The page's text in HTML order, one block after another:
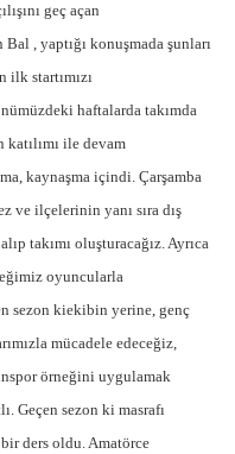
geç açan
, yaptığı konuşmada şunları
ilk startımızı
haftalarda takımda
ile devam
kaynaşma içindi. Çarşamba
ve ilçelerinin yanı sıra dış
takımı oluşturacağız. Ayrıca
oyuncularla
sezon kiekibin yerine, genç
mücadele edeceğiz,
örneğini uygulamak
Geçen sezon ki masrafı
ders oldu. Amatörce